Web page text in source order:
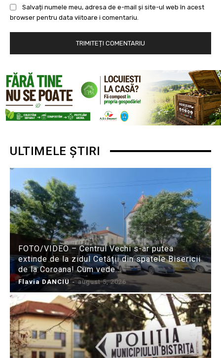
Salvați numele meu, adresa de e-mail și site-ul web în acest
browser pentru data viitoare i comentariu.
ULTIMELE ȘTIRI
FOTO/VIDEO – Centrul Vechi s-ar putea
extinde de la zidul Cetății din spatele Bisericii
de la Coroana! Cum vede...
Flavia DANCIU - august 5, 2026